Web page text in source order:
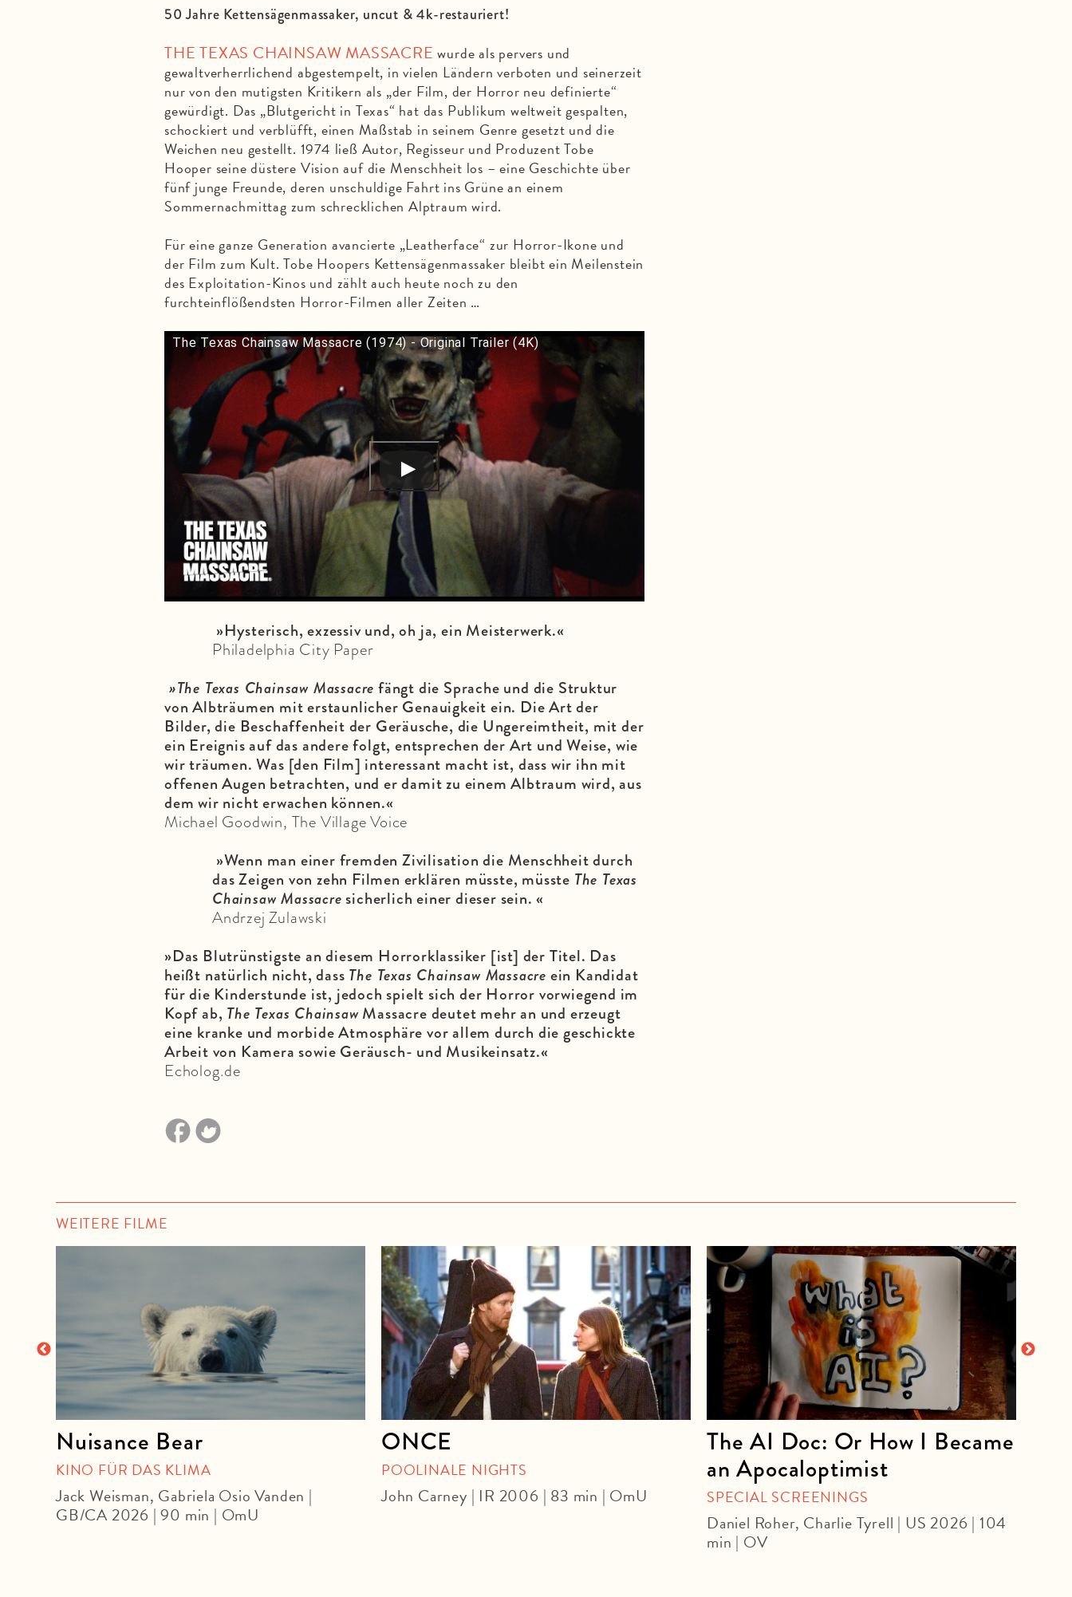
50 Jahre Kettensägenmassaker, uncut & 4k-restauriert!
THE TEXAS CHAINSAW MASSACRE wurde als pervers und
gewaltverherrlichend abgestempelt, in vielen Ländern verboten und seinerzeit
nur von den mutigsten Kritikern als „der Film, der Horror neu definierte“
gewürdigt. Das „Blutgericht in Texas“ hat das Publikum weltweit gespalten,
schockiert und verblüfft, einen Maßstab in seinem Genre gesetzt und die
Weichen neu gestellt. 1974 ließ Autor, Regisseur und Produzent Tobe
Hooper seine düstere Vision auf die Menschheit los – eine Geschichte über
fünf junge Freunde, deren unschuldige Fahrt ins Grüne an einem
Sommernachmittag zum schrecklichen Alptraum wird.
Für eine ganze Generation avancierte „Leatherface“ zur Horror-Ikone und
der Film zum Kult. Tobe Hoopers Kettensägenmassaker bleibt ein Meilenstein
des Exploitation-Kinos und zählt auch heute noch zu den
furchteinflößendsten Horror-Filmen aller Zeiten …
The Texas Chainsaw Massacre (1974) - Original Trailer (4K)
»Hysterisch, exzessiv und, oh ja, ein Meisterwerk.«
Philadelphia City Paper
»The Texas Chainsaw Massacre fängt die Sprache und die Struktur
von Albträumen mit erstaunlicher Genauigkeit ein. Die Art der
Bilder, die Beschaffenheit der Geräusche, die Ungereimtheit, mit der
ein Ereignis auf das andere folgt, entsprechen der Art und Weise, wie
wir träumen. Was [den Film] interessant macht ist, dass wir ihn mit
offenen Augen betrachten, und er damit zu einem Albtraum wird, aus
dem wir nicht erwachen können.«
Michael Goodwin, The Village Voice
»Wenn man einer fremden Zivilisation die Menschheit durch
das Zeigen von zehn Filmen erklären müsste, müsste The Texas
Chainsaw Massacresicherlich einer dieser sein. «
Andrzej Zulawski
»Das Blutrünstigste an diesem Horrorklassiker [ist] der Titel. Das
heißt natürlich nicht, dass The Texas Chainsaw Massacre ein Kandidat
für die Kinderstunde ist, jedoch spielt sich der Horror vorwiegend im
Kopf ab, The Texas Chainsaw Massacre deutet mehr an und erzeugt
eine kranke und morbide Atmosphäre vor allem durch die geschickte
Arbeit von Kamera sowie Geräusch- und Musikeinsatz.«
Echolog.de
WEITERE FILME
Nuisance Bear
KINO FÜR DAS KLIMA
Jack Weisman, Gabriela Osio Vanden |
GB/CA 2026 | 90 min | OmU
ONCE
POOLINALE NIGHTS
John Carney | IR 2006 | 83 min | OmU
The AI Doc: Or How I Became
an Apocaloptimist
SPECIAL SCREENINGS
Daniel Roher, Charlie Tyrell | US 2026 | 104
min | OV